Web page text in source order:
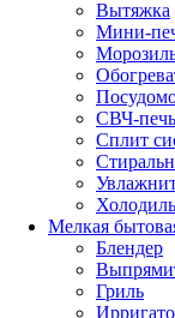
Вытяжка
Мини-
СВЧ-печь
Сплит
Мелкая
Блендер
Гриль